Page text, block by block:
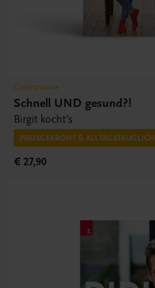
Gastronomie
Schnell UND gesund?!
Birgit kocht’s
PREISGEKRÖNT & ALLTAGSTAUGLICH
€ 27,90